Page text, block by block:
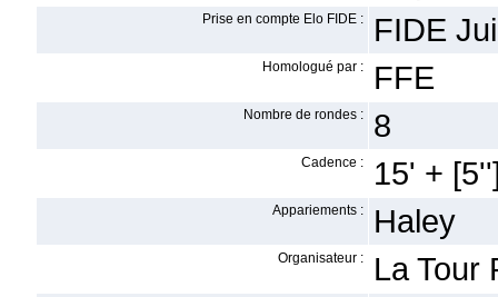
Prise en compte Elo FIDE : FIDE
Homologué par : FFE
Nombre de rondes : 8
Cadence : 15' +
Appariements : Haley
Organisateur : La Tour